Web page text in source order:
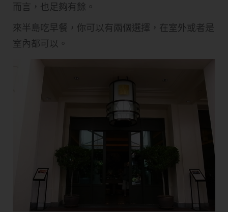
而言，也足夠有餘。
來半島吃早餐，你可以有兩個選擇，在室外或者是
室內都可以。